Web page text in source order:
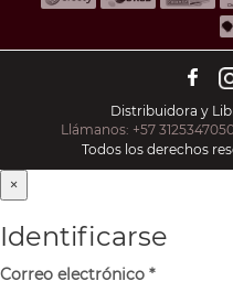
Distribuidora y
Llámanos: +57
Todos los derechos
×
Identificarse
Correo electrónico *